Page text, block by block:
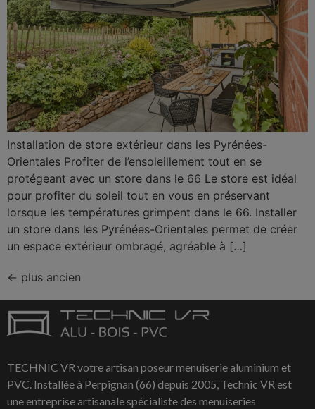
Installation de store extérieur dans les Pyrénées-
Orientales Profiter de l’ensoleillement tout en se
protégeant avec un store dans le 66 Le store est idéal
pour profiter du soleil tout en vous en préservant
lorsque les températures grimpent dans le 66. Installer
un store dans les Pyrénées-Orientales permet de créer
un espace extérieur ombragé, agréable à […]
← plus ancien
TECHNIC VR votre artisan poseur menuiserie aluminium et
PVC. Installée à Perpignan (66) depuis 2005, Technic VR est
une entreprise artisanale spécialiste des menuiseries